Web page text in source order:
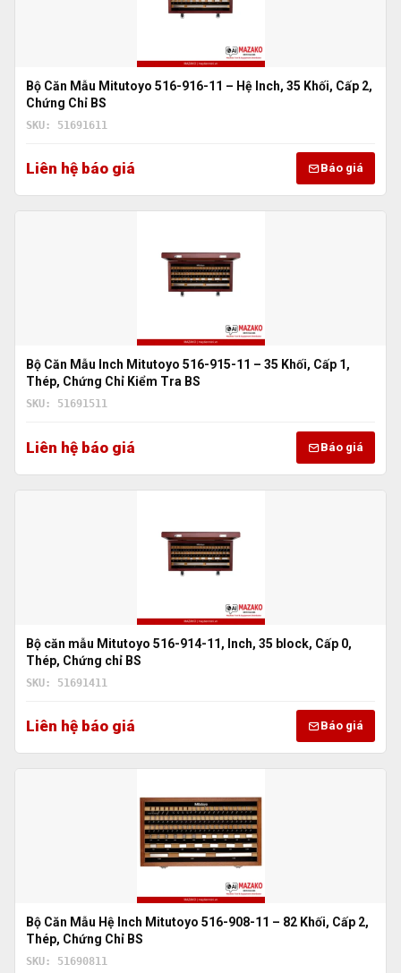
Bộ Căn Mẫu Mitutoyo 516-916-11 – Hệ Inch, 35 Khối, Cấp 2,
Chứng Chỉ BS
SKU: 51691611
Liên hệ báo giá Báo giá
Bộ Căn Mẫu Inch Mitutoyo 516-915-11 – 35 Khối, Cấp 1,
Thép, Chứng Chỉ Kiểm Tra BS
SKU: 51691511
Liên hệ báo giá Báo giá
Bộ căn mẫu Mitutoyo 516-914-11, Inch, 35 block, Cấp 0,
Thép, Chứng chỉ BS
SKU: 51691411
Liên hệ báo giá Báo giá
Bộ Căn Mẫu Hệ Inch Mitutoyo 516-908-11 – 82 Khối, Cấp 2,
Thép, Chứng Chỉ BS
SKU: 51690811